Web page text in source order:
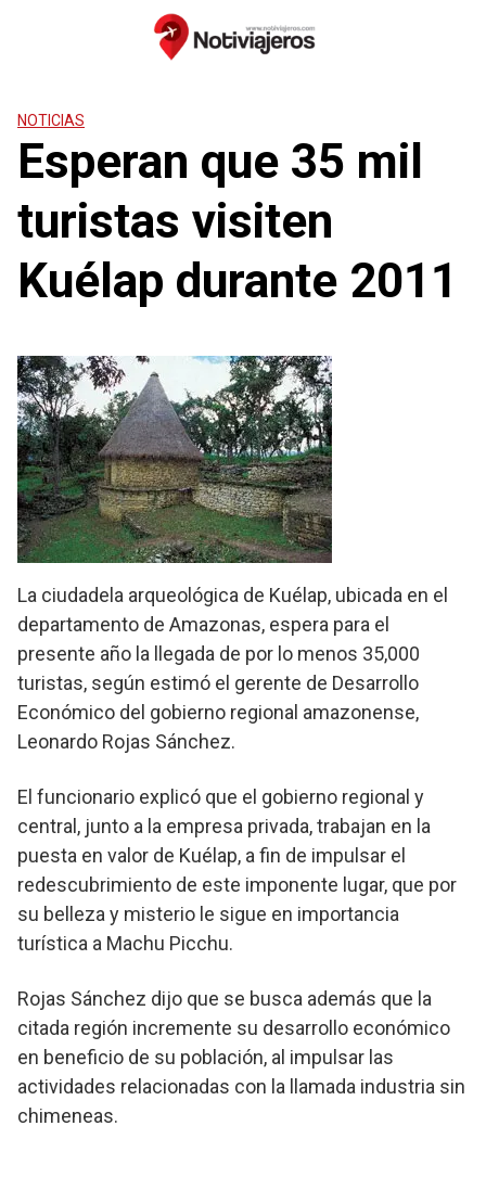
NOTICIAS
Esperan que 35 mil
turistas visiten
Kuélap durante 2011
La ciudadela arqueológica de Kuélap, ubicada en el
departamento de Amazonas, espera para el
presente año la llegada de por lo menos 35,000
turistas, según estimó el gerente de Desarrollo
Económico del gobierno regional amazonense,
Leonardo Rojas Sánchez.
El funcionario explicó que el gobierno regional y
central, junto a la empresa privada, trabajan en la
puesta en valor de Kuélap, a fin de impulsar el
redescubrimiento de este imponente lugar, que por
su belleza y misterio le sigue en importancia
turística a Machu Picchu.
Rojas Sánchez dijo que se busca además que la
citada región incremente su desarrollo económico
en beneficio de su población, al impulsar las
actividades relacionadas con la llamada industria sin
chimeneas.